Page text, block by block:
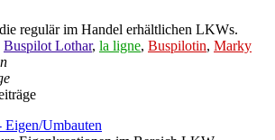
regulär im Handel erhältlichen LKWs.
Buspilot Lothar, la ligne, Buspilotin, Marky
Umbauten